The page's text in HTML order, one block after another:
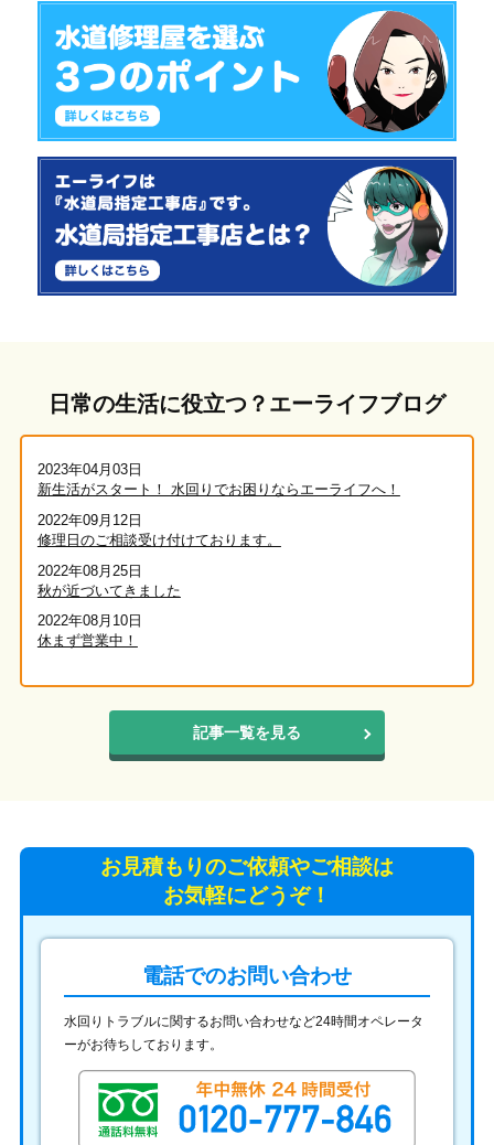
日常の生活に役立つ？エーライフブログ
2023年04月03日
新生活がスタート！ 水回りでお困りならエーライフへ！
2022年09月12日
修理日のご相談受け付けております。
2022年08月25日
秋が近づいてきました
2022年08月10日
休まず営業中！
記事一覧を見る
お見積もりのご依頼やご相談は
お気軽にどうぞ！
電話でのお問い合わせ
水回りトラブルに関するお問い合わせなど24時間オペレータ
ーがお待ちしております。